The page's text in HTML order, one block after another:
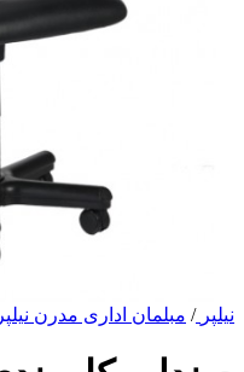
نیلپر / مبلمان اداری مدرن نیلپر